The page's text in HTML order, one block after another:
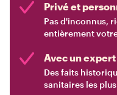
Privé et
Pas d'inconnus,
entièrement
Avec un
Des faits
sanitaires les